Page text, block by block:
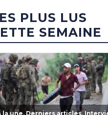
PLUS LUS
SEMAINE